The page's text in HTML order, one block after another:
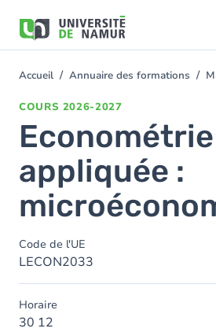
contenu
You
Accueil Annuaire des formations
COURS 2026-2027
Econométrie
appliquée :
Code de l'UE
LECON2033
Horaire
30 12